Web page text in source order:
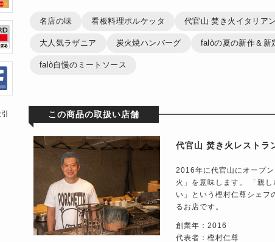
名店の味 看板料理ポルケッタ 代官山 焚き火イタリア
大人気ラザニア 炭火焼ハンバーグ falòの夏の新作＆新
falò自慢のミートソース
この商品の取扱い店舗
代官山 焚き火レストラ
2016年に代官山にオープ
火」を意味します。 「親
い」という樫村仁尊シェフ
るお店です。
創業年：2016
代表者：樫村仁尊